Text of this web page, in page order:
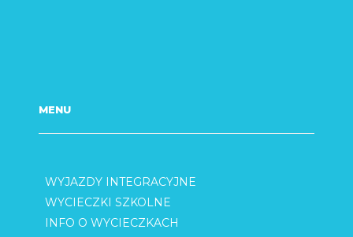
MENU
WYJAZDY INTEGRACYJNE
WYCIECZKI SZKOLNE
INFO O WYCIECZKACH